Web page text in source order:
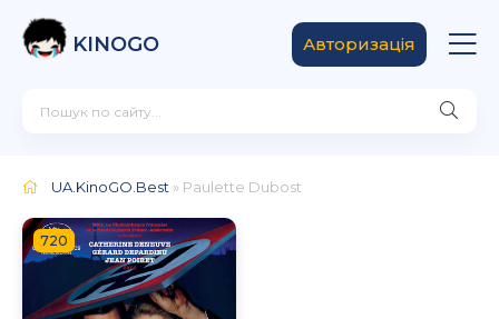
KINOGO Авторизація
UA.KinoGO.Best » Paulette Dubost
720